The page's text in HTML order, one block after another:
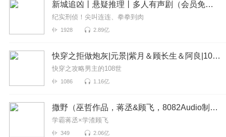
新城追凶丨悬疑推理丨多人有声剧（会员免费）
纪实刑侦！尖叫连连、拳拳到肉
1928 2.89亿
快穿之拒做炮灰|元景|紫月＆顾长生＆阿良|108世
快穿之攻略男主的108世
1086 1.16亿
撒野（巫哲作品，蒋丞&顾飞，8082Audio制作）| 左肩有你原著
学霸蒋丞×学渣顾飞
349 2.06亿